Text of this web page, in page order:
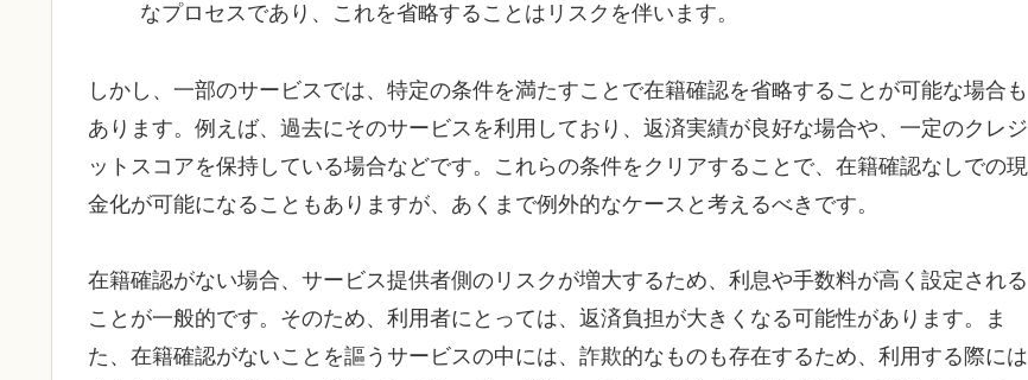
なプロセスであり、これを省略することはリスクを伴います。
しかし、一部のサービスでは、特定の条件を満たすことで在籍確認を省略することが可能な場合も
あります。例えば、過去にそのサービスを利用しており、返済実績が良好な場合や、一定のクレジ
ットスコアを保持している場合などです。これらの条件をクリアすることで、在籍確認なしでの現
金化が可能になることもありますが、あくまで例外的なケースと考えるべきです。
在籍確認がない場合、サービス提供者側のリスクが増大するため、利息や手数料が高く設定される
ことが一般的です。そのため、利用者にとっては、返済負担が大きくなる可能性があります。ま
た、在籍確認がないことを謳うサービスの中には、詐欺的なものも存在するため、利用する際には